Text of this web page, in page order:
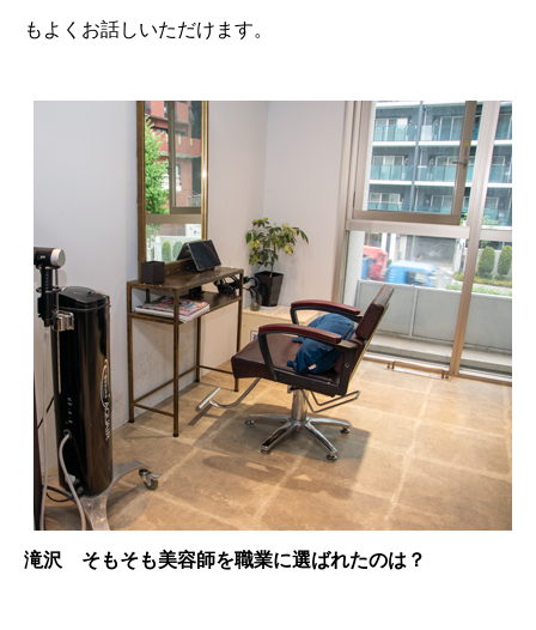
もよくお話しいただけます。
滝沢 そもそも美容師を職業に選ばれたのは？